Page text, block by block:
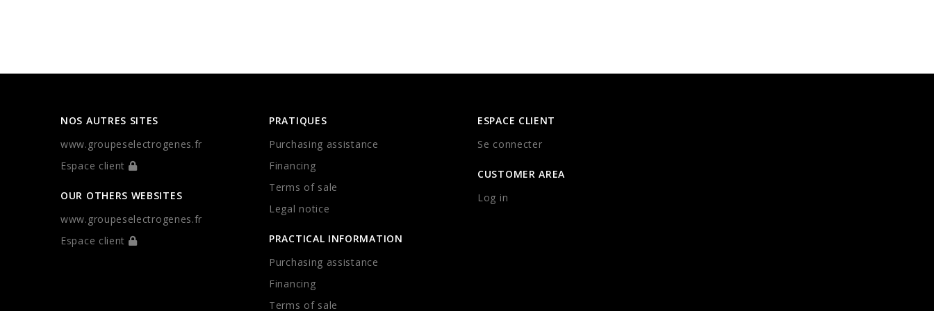
NOS AUTRES SITES
www.groupeselectrogenes.fr
Espace client
OUR OTHERS WEBSITES
www.groupeselectrogenes.fr
Espace client
PRATIQUES
Purchasing assistance
Financing
Terms of sale
Legal notice
PRACTICAL INFORMATION
Purchasing assistance
Financing
Terms of sale
ESPACE CLIENT
Se connecter
CUSTOMER AREA
Log in